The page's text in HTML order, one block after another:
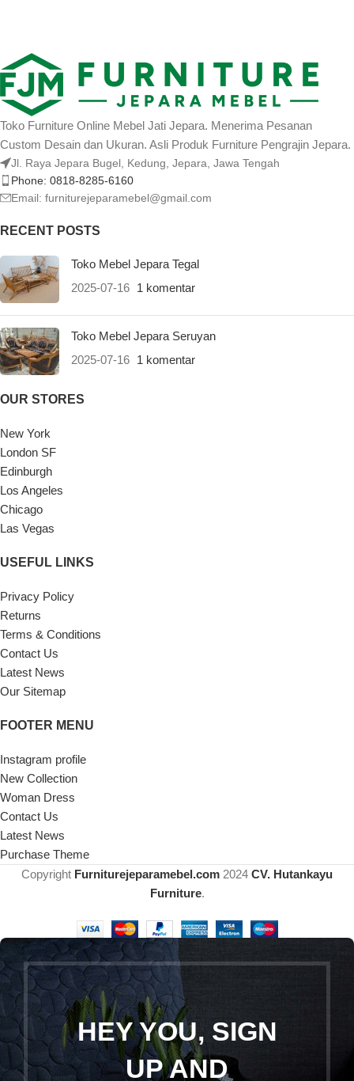
Toko Furniture Online Mebel Jati Jepara. Menerima Pesanan
Custom Desain dan Ukuran. Asli Produk Furniture Pengrajin Jepara.
Jl. Raya Jepara Bugel, Kedung, Jepara, Jawa Tengah
Phone: 0818-8285-6160
Email: furniturejeparamebel@gmail.com
RECENT POSTS
Toko Mebel Jepara Tegal
2025-07-16 1 komentar
Toko Mebel Jepara Seruyan
2025-07-16 1 komentar
OUR STORES
New York
London SF
Edinburgh
Los Angeles
Chicago
Las Vegas
USEFUL LINKS
Privacy Policy
Returns
Terms & Conditions
Contact Us
Latest News
Our Sitemap
FOOTER MENU
Instagram profile
New Collection
Woman Dress
Contact Us
Latest News
Purchase Theme
Copyright Furniturejeparamebel.com 2024 CV. Hutankayu
Furniture.
HEY YOU, SIGN
UP AND